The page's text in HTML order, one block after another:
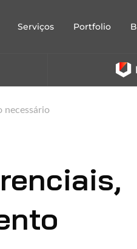
Serviços Portfolio
necessário